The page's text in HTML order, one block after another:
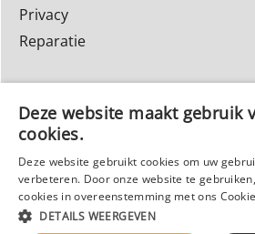
Privacy
Reparatie
Webwinkel gemaakt met
ShopFactory webwinkel
software.
Deze website maakt gebruik
cookies.
Deze website gebruikt cookies om uw
verbeteren. Door onze website te
cookies in overeenstemming met ons
DETAILS WEERGEVEN